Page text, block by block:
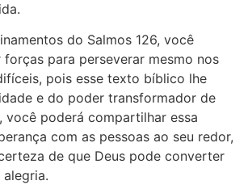
do Salmos 126, você
para perseverar mesmo nos
pois esse texto bíblico lhe
e do poder transformador de
você poderá compartilhar essa
com as pessoas ao seu redor,
de que Deus pode converter
alegria.